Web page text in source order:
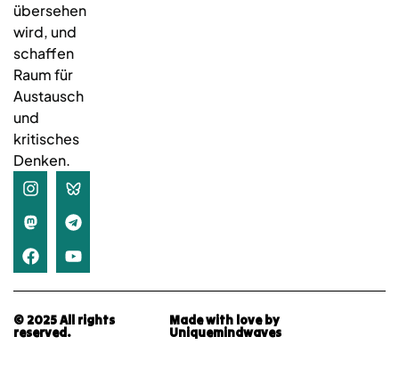
übersehen
wird, und
schaffen
Raum für
Austausch
und
kritisches
Denken.
© 2025 All rights
reserved.
Made with love by
Uniquemindwaves